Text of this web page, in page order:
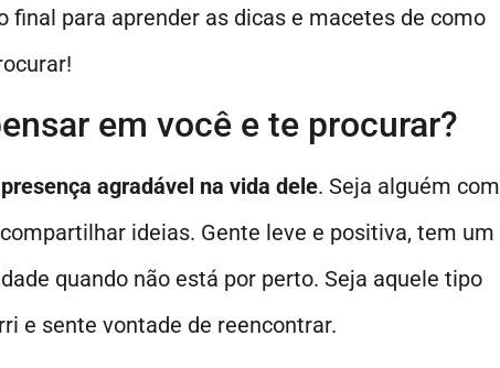
final para aprender as dicas e macetes de como
em você e te procurar?
agradável na vida dele. Seja alguém com
ideias. Gente leve e positiva, tem um
quando não está por perto. Seja aquele tipo
e sente vontade de reencontrar.